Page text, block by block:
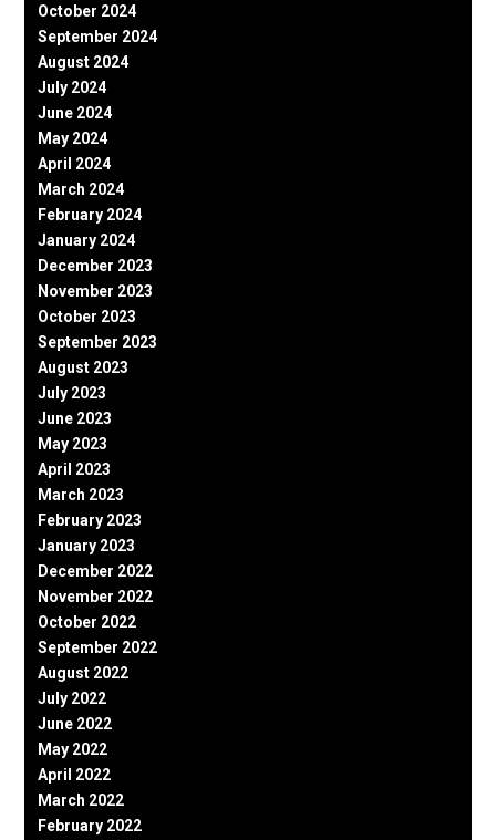
October 2024
September 2024
August 2024
July 2024
June 2024
May 2024
April 2024
March 2024
February 2024
January 2024
December 2023
November 2023
October 2023
September 2023
August 2023
July 2023
June 2023
May 2023
April 2023
March 2023
February 2023
January 2023
December 2022
November 2022
October 2022
September 2022
August 2022
July 2022
June 2022
May 2022
April 2022
March 2022
February 2022